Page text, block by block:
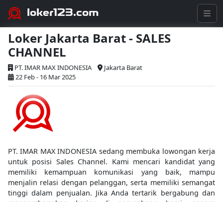
loker123.com
Loker Jakarta Barat - SALES
CHANNEL
PT. IMAR MAX INDONESIA
Jakarta Barat
22 Feb - 16 Mar 2025
PT. IMAR MAX INDONESIA sedang membuka lowongan kerja
untuk posisi Sales Channel. Kami mencari kandidat yang
memiliki kemampuan komunikasi yang baik, mampu
menjalin relasi dengan pelanggan, serta memiliki semangat
tinggi dalam penjualan. Jika Anda tertarik bergabung dan